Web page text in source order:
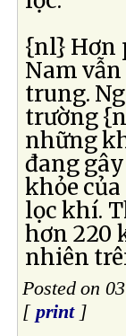
{nl} Hơn
Nam
trung.
trường
những
đang
khỏe
lọc khí.
hơn 220
nhiên
Posted on
[ print]